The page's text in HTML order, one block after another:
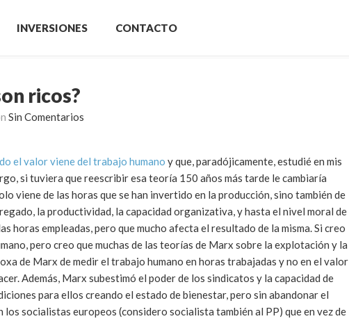
INVERSIONES CONTACTO
ricos?
Sin Comentarios
el valor viene del trabajo humano y que, paradójicamente, estudié en mis
si tuviera que reescribir esa teoría 150 años más tarde le cambiaría
viene de las horas que se han invertido en la producción, sino también de
la productividad, la capacidad organizativa, y hasta el nivel moral de
horas empleadas, pero que mucho afecta el resultado de la misma. Si creo
pero creo que muchas de las teorías de Marx sobre la explotación y la
de Marx de medir el trabajo humano en horas trabajadas y no en el valor
Además, Marx subestimó el poder de los sindicatos y la capacidad de
para ellos creando el estado de bienestar, pero sin abandonar el
socialistas europeos (considero socialista también al PP) que en vez de